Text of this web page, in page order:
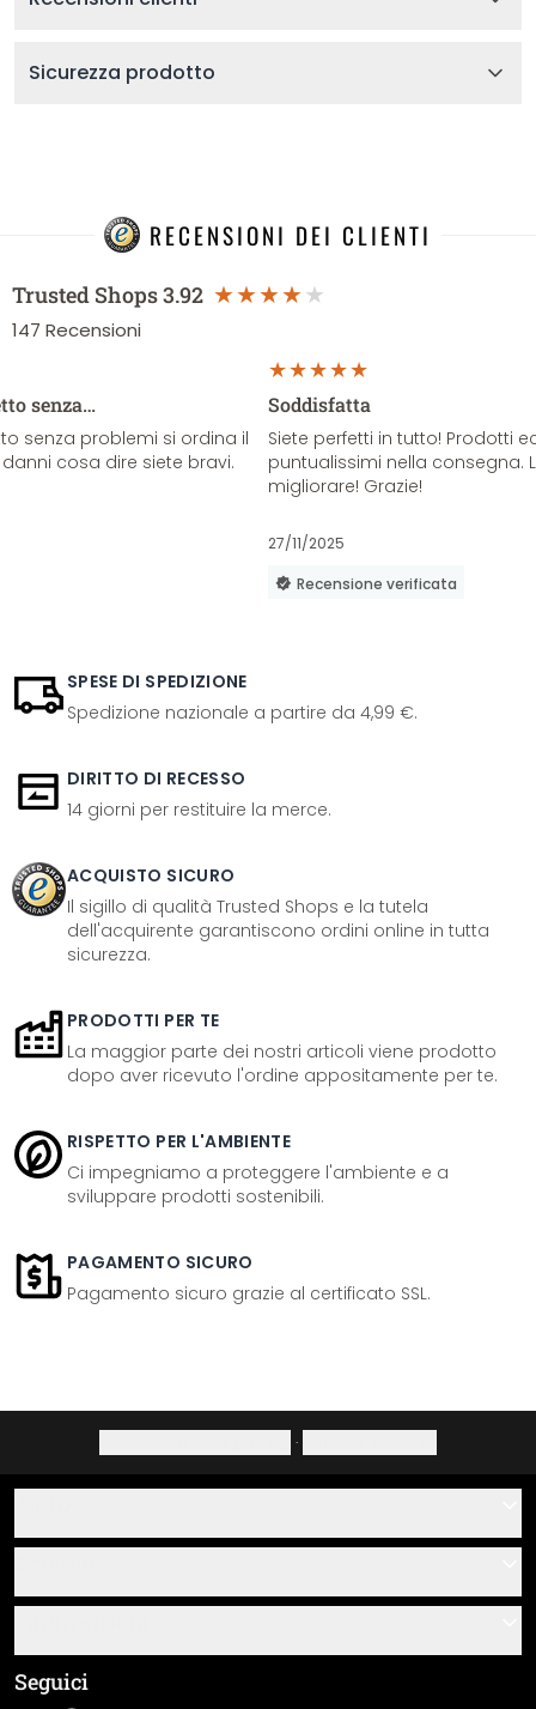
Sicurezza prodotto
RECENSIONI DEI CLIENTI
Trusted Shops3.92
147 Recensioni
senza…
senza problemi si ordina il
cosa dire siete bravi.
Soddisfatta
Siete perfetti in tutto! Prodotti
puntualissimi nella consegna.
migliorare! Grazie!
27/11/2025
Recensione verificata
SPESE DI SPEDIZIONE
Spedizione nazionale a partire da 4,99 €.
DIRITTO DI RECESSO
14 giorni per restituire la merce.
ACQUISTO SICURO
Il sigillo di qualità Trusted Shops e la tutela
dell'acquirente garantiscono ordini online in tutta
sicurezza.
PRODOTTI PER TE
La maggior parte dei nostri articoli viene prodotto
dopo aver ricevuto l'ordine appositamente per te.
RISPETTO PER L'AMBIENTE
Ci impegniamo a proteggere l'ambiente e a
sviluppare prodotti sostenibili.
PAGAMENTO SICURO
Pagamento sicuro grazie al certificato SSL.
·
Chi siamo
Istruzioni di posa e montaggio
Panoramica dei materiali
Termini e condizioni generali
Seguici